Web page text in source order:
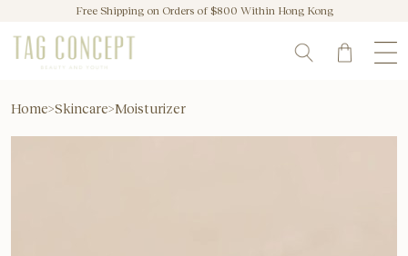
Free Shipping on Orders of $800 Within Hong Kong
Home>Skincare>Moisturizer